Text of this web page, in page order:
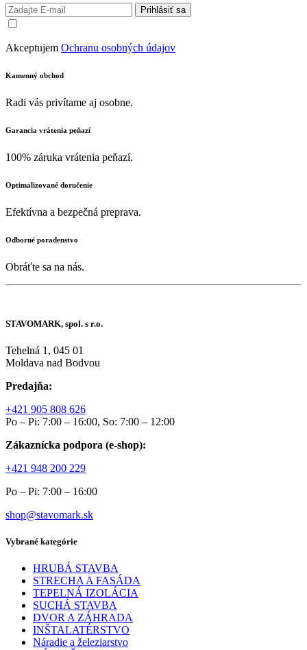
Prihlásiť sa
Akceptujem Ochranu osobných údajov
Kamenný obchod
Radi vás privítame aj osobne.
Garancia vrátenia peňazí
100% záruka vrátenia peňazí.
Optimalizované doručenie
Efektívna a bezpečná preprava.
Odborné poradenstvo
Obráťte sa na nás.
STAVOMARK, spol. s r.o.
Tehelná 1, 045 01
Moldava nad Bodvou
Predajňa:
+421 905 808 626
Po – Pi: 7:00 – 16:00, So: 7:00 – 12:00
Zákaznícka podpora (e-shop):
+421 948 200 229
Po – Pi: 7:00 – 16:00
shop@stavomark.sk
Vybrané kategórie
HRUBÁ STAVBA
STRECHA A FASÁDA
TEPELNÁ IZOLÁCIA
SUCHÁ STAVBA
DVOR A ZÁHRADA
INŠTALATÉRSTVO
Náradie a železiarstvo